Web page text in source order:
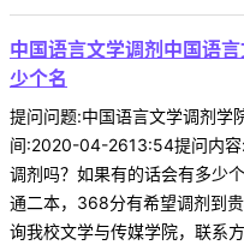
中国语言文学调剂中国语
少个名
提问问题:中国语言文学调剂
间:2020-04-2613:54提问内容
调剂吗？如果有的话会有多少
通二本，368分有希望调剂到
询我校文学与传媒学院，联系